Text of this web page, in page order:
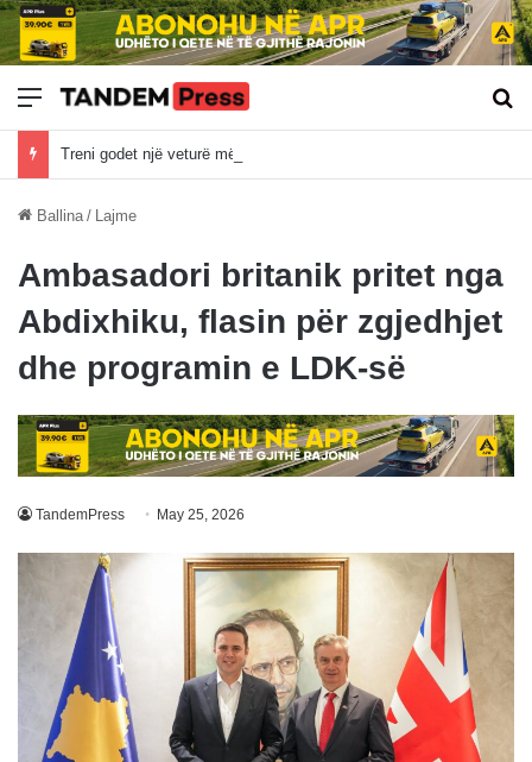
Meny
Ballina / Lajme
Ambasadori britanik pritet nga
Abdixhiku, flasin për zgjedhjet
dhe programin e LDK-së
TandemPress May 25, 2026